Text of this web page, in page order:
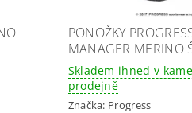
PONOŽKY
MANAGER MERINO
Skladem ihned v
prodejně
Značka: Progress